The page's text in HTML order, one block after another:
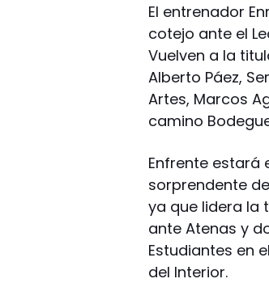
El entrenador
cotejo ante el
Vuelven a la
Alberto Páez,
Artes, Marcos
camino
Enfrente estará
sorprendente
ya que lidera la
ante Atenas y
Estudiantes en
del Interior.